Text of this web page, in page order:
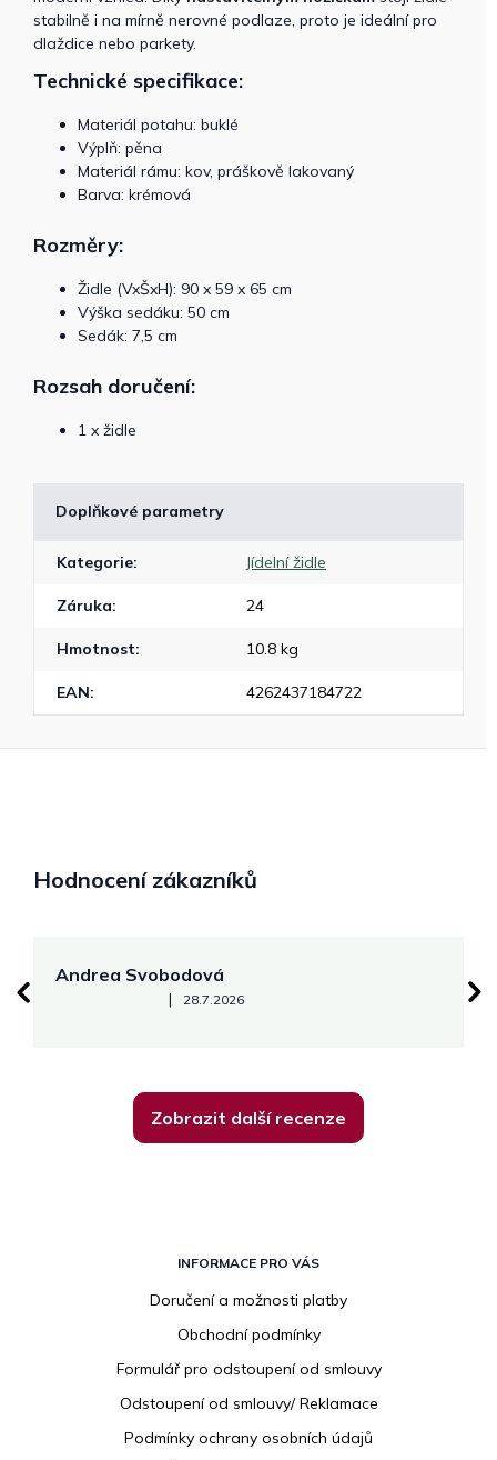
stabilně i na mírně nerovné podlaze, proto je ideální pro
dlaždice nebo parkety.
Technické specifikace:
Materiál potahu: buklé
Výplň: pěna
Materiál rámu: kov, práškově lakovaný
Barva: krémová
Rozměry:
Židle (VxŠxH): 90 x 59 x 65 cm
Výška sedáku: 50 cm
Sedák: 7,5 cm
Rozsah doručení:
1 x židle
Doplňkové parametry
Kategorie: Jídelní židle
Záruka: 24
Hmotnost: 10.8 kg
EAN: 4262437184722
Hodnocení zákazníků
Andrea Svobodová
Hodnocení obchodu je 5 z 5 hvězdiček.
| 28.7.2026
Zobrazit další recenze
INFORMACE PRO VÁS
Doručení a možnosti platby
Obchodní podmínky
Formulář pro odstoupení od smlouvy
Odstoupení od smlouvy/ Reklamace
Podmínky ochrany osobních údajů